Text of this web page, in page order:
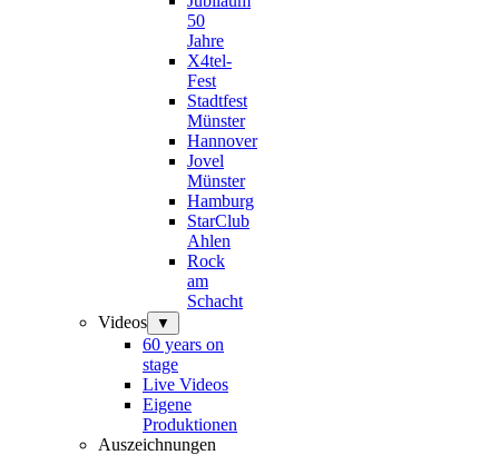
50
Jahre
X4tel-
Fest
Stadtfest
Münster
Hannover
Jovel
Münster
Hamburg
StarClub
Ahlen
Rock
am
Schacht
Videos
▼
60 years on
stage
Live Videos
Eigene
Produktionen
Auszeichnungen